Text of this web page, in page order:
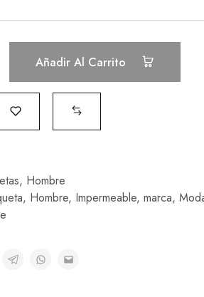
Añadir Al Carrito
, Hombre
, Hombre, Impermeable, marca,